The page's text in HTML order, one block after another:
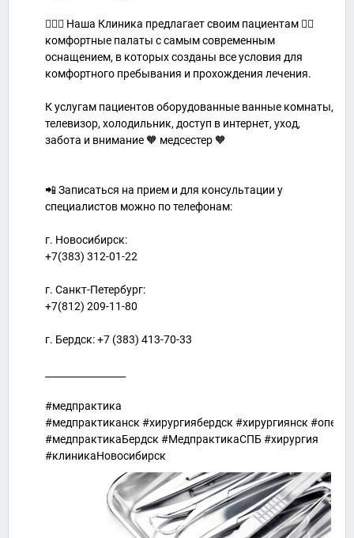
👩🏼‍⚕️ Наша Клиника предлагает своим пациентам 👉🏼
комфортные палаты с самым современным
оснащением, в которых созданы все условия для
комфортного пребывания и прохождения лечения.
К услугам пациентов оборудованные ванные комнаты,
телевизор, холодильник, доступ в интернет, уход,
забота и внимание 🧡 медсестер 🧡
📲 Записаться на прием и для консультации у
специалистов можно по телефонам:
г. Новосибирск:
+7(383) 312-01-22
г. Санкт-Петербург:
+7(812) 209-11-80
г. Бердск: +7 (383) 413-70-33
#медпрактика
#медпрактиканск #хирургиябердск #хирургиянск
#медпрактикаБердск #МедпрактикаСПБ #хирургия
#клиникаНовосибирск